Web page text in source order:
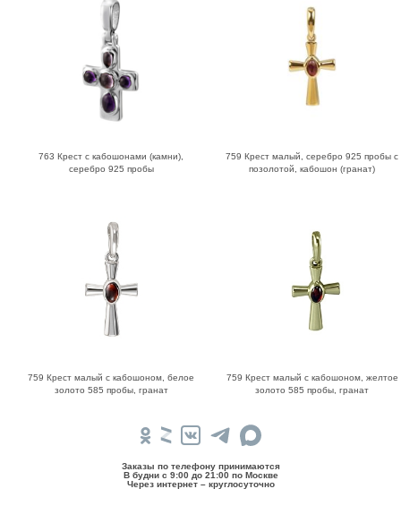
763 Крест с кабошонами (камни),
серебро 925 пробы
759 Крест малый, серебро 925 пробы с
позолотой, кабошон (гранат)
759 Крест малый с кабошоном, белое
золото 585 пробы, гранат
759 Крест малый с кабошоном, желтое
золото 585 пробы, гранат
Заказы по телефону принимаются
В будни c 9:00 до 21:00 по Москве
Через интернет – круглосуточно